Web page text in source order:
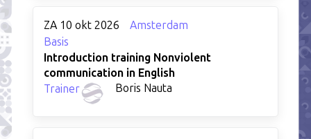
ZA 10 okt 2026
Amsterdam
Basis
Introduction training Nonviolent
communication in English
Trainer
Boris Nauta